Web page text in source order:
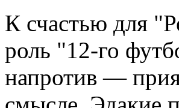
К счастью для
роль "12-го
напротив —